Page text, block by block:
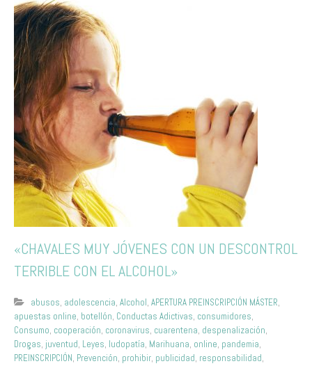
«CHAVALES MUY JÓVENES CON UN DESCONTROL
TERRIBLE CON EL ALCOHOL»
abusos, adolescencia, Alcohol, APERTURA PREINSCRIPCIÓN MÁSTER,
apuestas online, botellón, Conductas Adictivas, consumidores,
Consumo, cooperación, coronavirus, cuarentena, despenalización,
Drogas, juventud, Leyes, ludopatía, Marihuana, online, pandemia,
PREINSCRIPCIÓN, Prevención, prohibir, publicidad, responsabilidad,